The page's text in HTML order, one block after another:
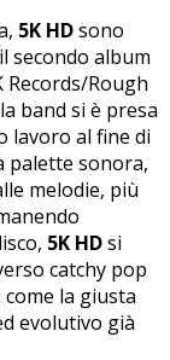
5K HDsono
secondo album
Rough
band si è presa
lavoro al fine di
palette sonora,
melodie, più
5K HDsi
catchy pop
la giusta
evolutivo già